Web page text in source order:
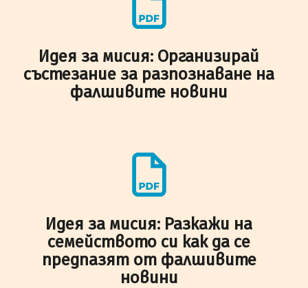
Идея за мисия: Организирай
състезание за разпознаване на
фалшивите новини
Идея за мисия: Разкажи на
семейството си как да се
предпазят от фалшивите
новини